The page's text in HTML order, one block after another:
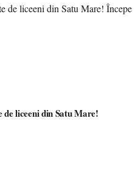
liceeni din Satu Mare!